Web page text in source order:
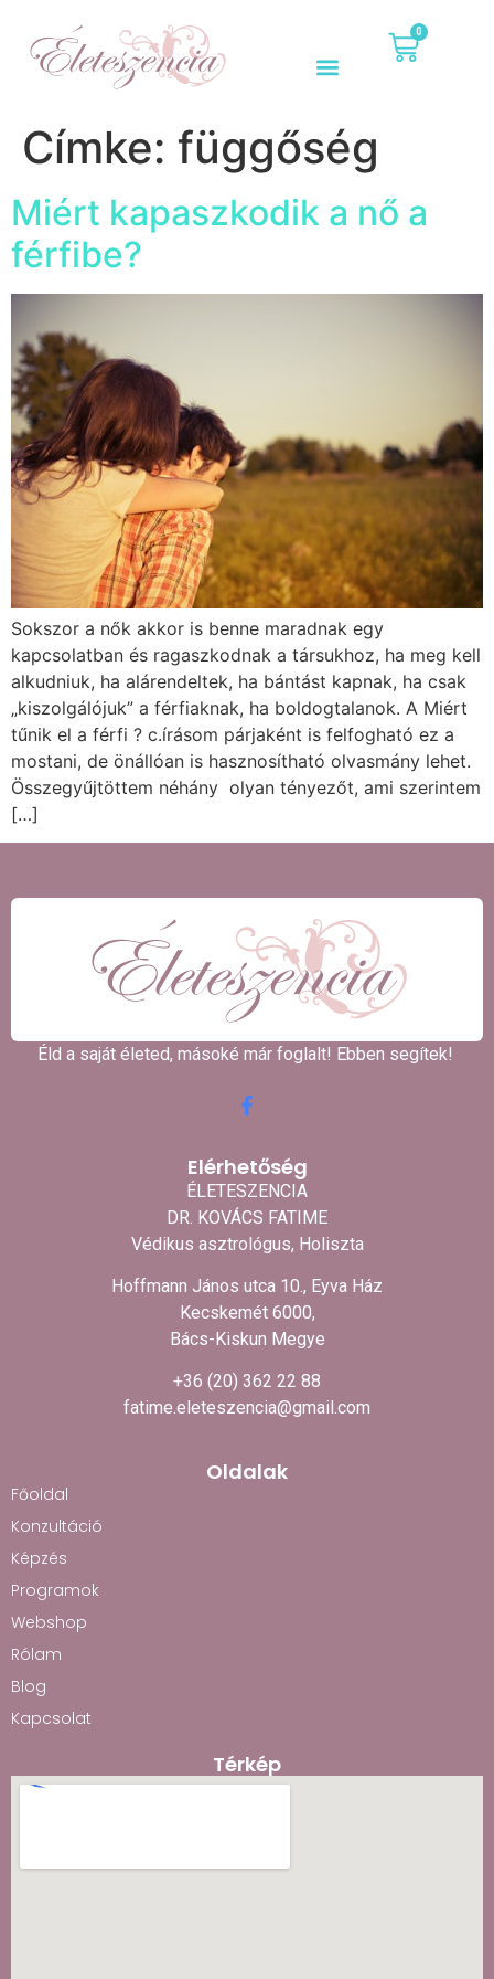
0
Címke: függőség
Miért kapaszkodik a nő a
férfibe?
Sokszor a nők akkor is benne maradnak egy
kapcsolatban és ragaszkodnak a társukhoz, ha meg kell
alkudniuk, ha alárendeltek, ha bántást kapnak, ha csak
„kiszolgálójuk” a férfiaknak, ha boldogtalanok. A Miért
tűnik el a férfi ? c.írásom párjaként is felfogható ez a
mostani, de önállóan is hasznosítható olvasmány lehet.
Összegyűjtöttem néhány olyan tényezőt, ami szerintem
[…]
Éld a saját életed, másoké már foglalt! Ebben segítek! ​
Elérhetőség
ÉLETESZENCIA
DR. KOVÁCS FATIME
Védikus asztrológus, Holiszta
Hoffmann János utca 10., Eyva Ház
Kecskemét 6000,
Bács-Kiskun Megye
+36 (20) 362 22 88
fatime.eleteszencia@gmail.com
Oldalak
Főoldal
Konzultáció
Képzés
Programok
Webshop
Rólam
Blog
Kapcsolat
Térkép